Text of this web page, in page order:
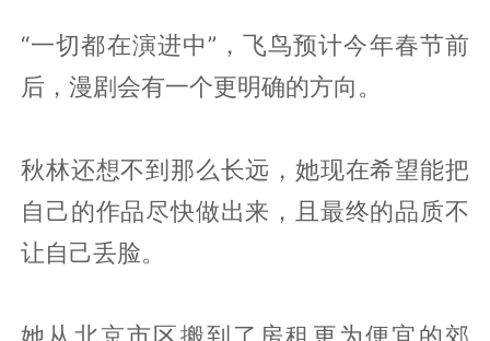
“一切都在演进中”，飞鸟预计今年春节前
后，漫剧会有一个更明确的方向。
秋林还想不到那么长远，她现在希望能把
自己的作品尽快做出来，且最终的品质不
让自己丢脸。
她从北京市区搬到了房租更为便宜的郊